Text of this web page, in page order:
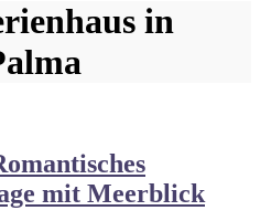
in
mit Meerblick